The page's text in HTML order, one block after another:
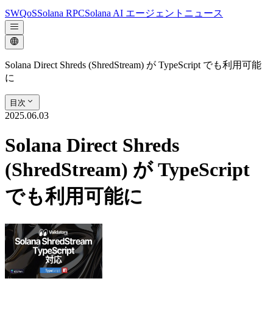
SWQoSSolana RPCSolana AI エージェント ニュース
Solana Direct Shreds (ShredStream) が TypeScript でも利用可能
に
目次
2025.06.03
Solana Direct Shreds
(ShredStream) が TypeScript
でも利用可能に